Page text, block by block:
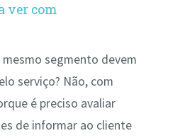
ver com
segmento devem
serviço? Não, com
é preciso avaliar
de informar ao cliente